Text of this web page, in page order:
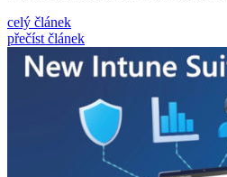
celý článek
přečíst článek